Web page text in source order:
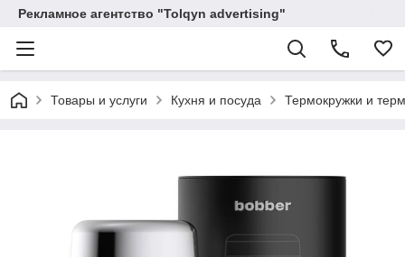
Рекламное агентство "Tolqyn advertising"
Товары и услуги Кухня и посуда Термокружки и